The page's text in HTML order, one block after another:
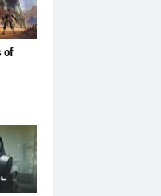
of